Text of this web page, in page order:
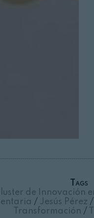
Tags
de Innovación
/ Jesús Pérez /
Transformación /